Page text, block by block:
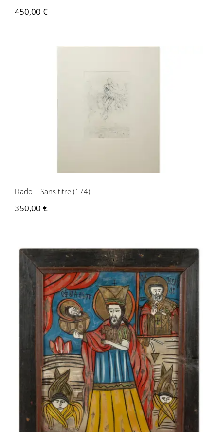
450,00 €
Dado – Sans titre (174)
Dado – Sans titre (174)
350,00 €
EU038 Ex-Voto – Roumanie